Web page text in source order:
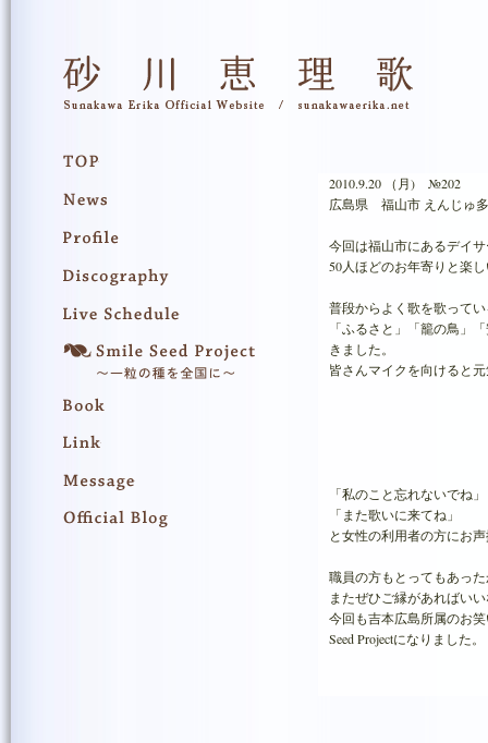
2010.9.20 （月) №202
広島県 福山市 えんじゅ
今回は福山市にあるデイ
50人ほどのお年寄りと楽
普段からよく歌を歌って
「ふるさと」「籠の鳥」
きました。
皆さんマイクを向けると
「私のこと忘れないでね」
「また歌いに来てね」
と女性の利用者の方にお
職員の方もとってもあっ
またぜひご縁があればい
今回も吉本広島所属のお
Seed Projectになりました。